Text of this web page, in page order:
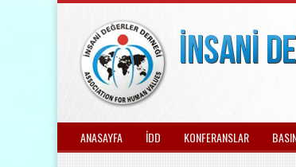
ANASAYFA İDD KONFERANSLAR